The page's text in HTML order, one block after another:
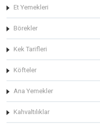
Et Yemekleri
Börekler
Kek Tarifleri
Köfteler
Ana Yemekler
Kahvaltılıklar